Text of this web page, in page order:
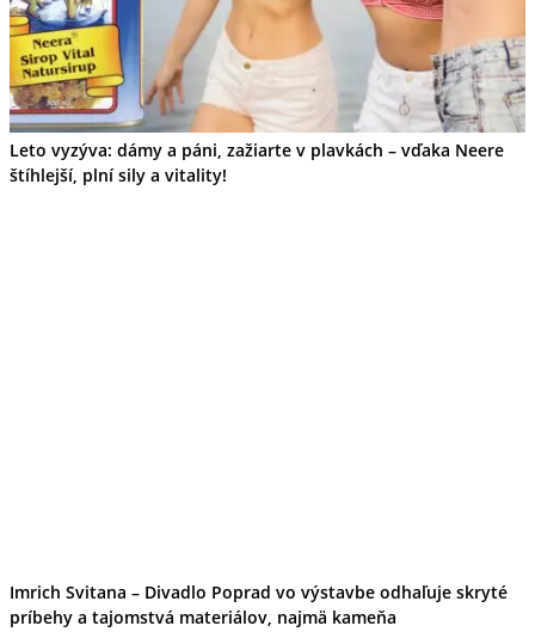
Leto vyzýva: dámy a páni, zažiarte v plavkách – vďaka Neere
štíhlejší, plní sily a vitality!
Imrich Svitana – Divadlo Poprad vo výstavbe odhaľuje skryté
príbehy a tajomstvá materiálov, najmä kameňa